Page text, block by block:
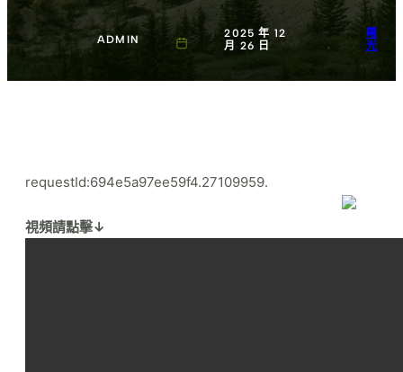
ADMIN
2025 年 12
月 26 日
曙
光
requestId:694e5a97ee59f4.27109959.
視頻請點擊↓